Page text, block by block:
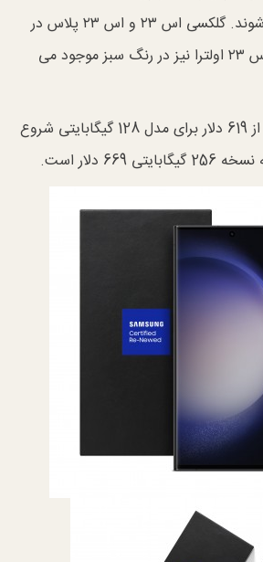
Galaxy AI عرضه می‌شوند. گلکسی اس ۲۳ و اس ۲۳ پلاس در
رنگ مشکی فانتوم و اس ۲۳ اولترا نیز در رنگ سبز موجود می
گلکسی اس ۲۳ CRN از 619 دلار برای مدل 128 گیگابایتی شروع
دلار است.